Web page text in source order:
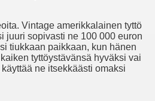
Vintage amerikkalainen tyttö
juuri sopivasti ne 100 000 euron
tiukkaan paikkaan, kun hänen
tyttöystävänsä hyväksi vai
ne itsekkäästi omaksi
Shemale Shemale Pornstar
Hete Anime Cartoon Sex